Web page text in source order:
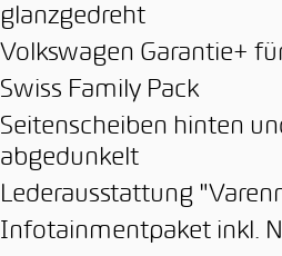
glanzgedreht
Volkswagen Garantie+
Swiss Family Pack
Seitenscheiben hinten
abgedunkelt
Lederausstattung
Infotainmentpaket inkl.